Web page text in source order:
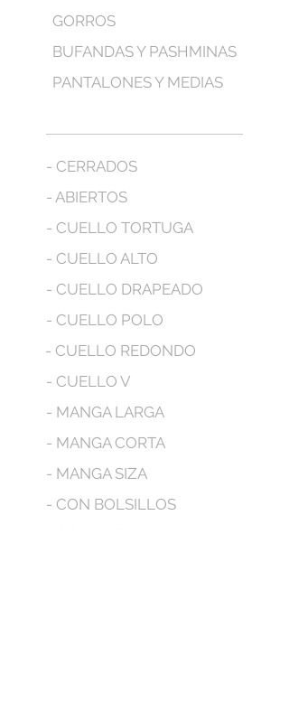
GORROS
BUFANDAS Y PASHMINAS
PANTALONES Y MEDIAS
- CERRADOS
- ABIERTOS
- CUELLO TORTUGA
- CUELLO ALTO
- CUELLO DRAPEADO
- CUELLO POLO
- CUELLO REDONDO
- CUELLO V
- MANGA LARGA
- MANGA CORTA
- MANGA SIZA
- CON BOLSILLOS